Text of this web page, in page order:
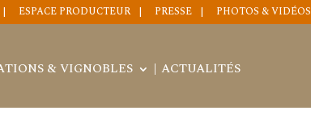
ESPACE PRODUCTEUR PRESSE PHOTOS & VIDÉOS
& VIGNOBLES ACTUALITÉS